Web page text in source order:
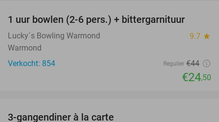
1 uur bowlen (2-6 pers.) + bittergarnituur
Lucky´s Bowling Warmond 9.7 star
Warmond
Verkocht: 854
Regulier €44
€24,50
3-gangendiner à la carte